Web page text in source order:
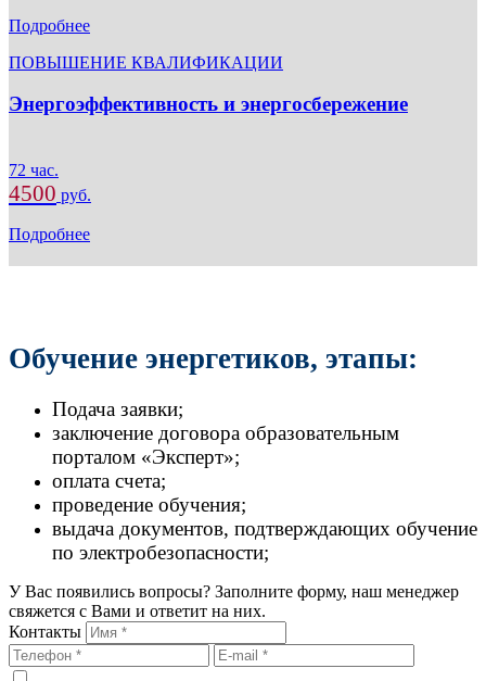
Подробнее
ПОВЫШЕНИЕ КВАЛИФИКАЦИИ
Энергоэффективность и энергосбережение
72 час.
4500 руб.
Подробнее
Обучение энергетиков, этапы:
Подача заявки;
заключение договора образовательным
порталом «Эксперт»;
оплата счета;
проведение обучения;
выдача документов, подтверждающих обучение
по электробезопасности;
У Вас появились вопросы? Заполните форму, наш менеджер
свяжется с Вами и ответит на них.
Контакты